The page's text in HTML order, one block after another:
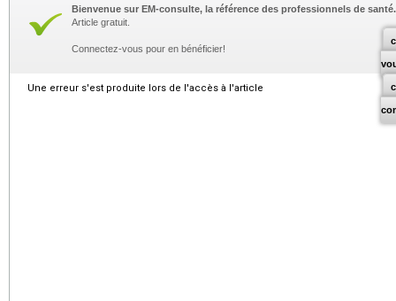
Bienvenue sur EM-consulte, la référence des professionnels de santé.
Article gratuit.
Connectez-vous pour en bénéficier!
Une erreur s'est produite lors de l'accès à l'article